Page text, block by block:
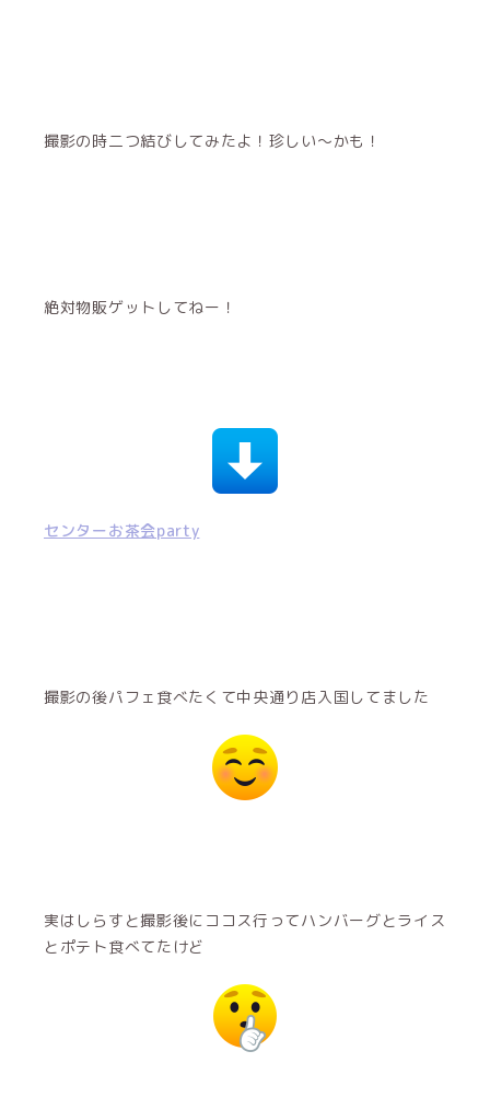
撮影の時二つ結びしてみたよ！珍しい〜かも！
絶対物販ゲットしてねー！
センターお茶会party
撮影の後パフェ食べたくて中央通り店入国してました
実はしらすと撮影後にココス行ってハンバーグとライス
とポテト食べてたけど